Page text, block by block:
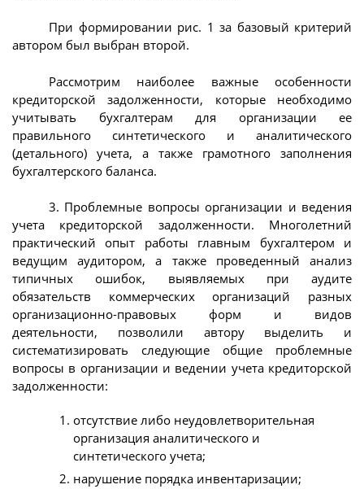
При формировании рис. 1 за базовый критерий
автором был выбран второй.
Рассмотрим наиболее важные особенности
кредиторской задолженности, которые необходимо
учитывать бухгалтерам для организации ее
правильного синтетического и аналитического
(детального) учета, а также грамотного заполнения
бухгалтерского баланса.
3. Проблемные вопросы организации и ведения
учета кредиторской задолженности. Многолетний
практический опыт работы главным бухгалтером и
ведущим аудитором, а также проведенный анализ
типичных ошибок, выявляемых при аудите
обязательств коммерческих организаций разных
организационно-правовых форм и видов
деятельности, позволили автору выделить и
систематизировать следующие общие проблемные
вопросы в организации и ведении учета кредиторской
задолженности:
отсутствие либо неудовлетворительная
организация аналитического и
синтетического учета;
нарушение порядка инвентаризации;